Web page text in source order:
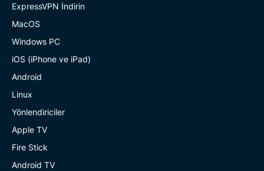
ExpressVPN İndirin
MacOS
Windows PC
iOS (iPhone ve iPad)
Android
Linux
Yönlendiriciler
Apple TV
Fire Stick
Android TV